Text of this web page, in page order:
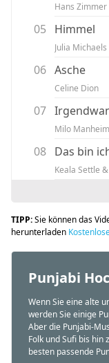
Hans Zimmer
05 Himmel
Julia Michaels
06 Asche
Celine Dion
07
Milo
08 Das bin
TIPP:Sie können das
herunterladen
Punjabi
Wenn Sie eine alte
werden Sie einige
Aber die Punjabi-
Folk und Sufi bis hin
besten passende